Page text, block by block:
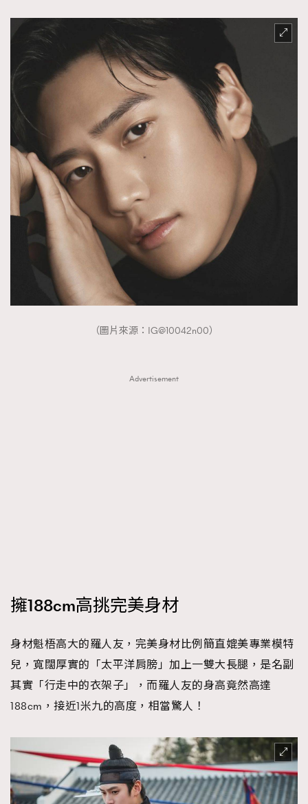
（圖片來源：IG@10042n00）
Advertisement
擁188cm高挑完美身材
身材魁梧高大的羅人友，完美身材比例簡直媲美專業模特
兒，寬闊厚實的「太平洋肩膀」加上一雙大長腿，是名副
其實「行走中的衣架子」，而羅人友的身高竟然高達
188cm，接近1米九的高度，相當驚人！